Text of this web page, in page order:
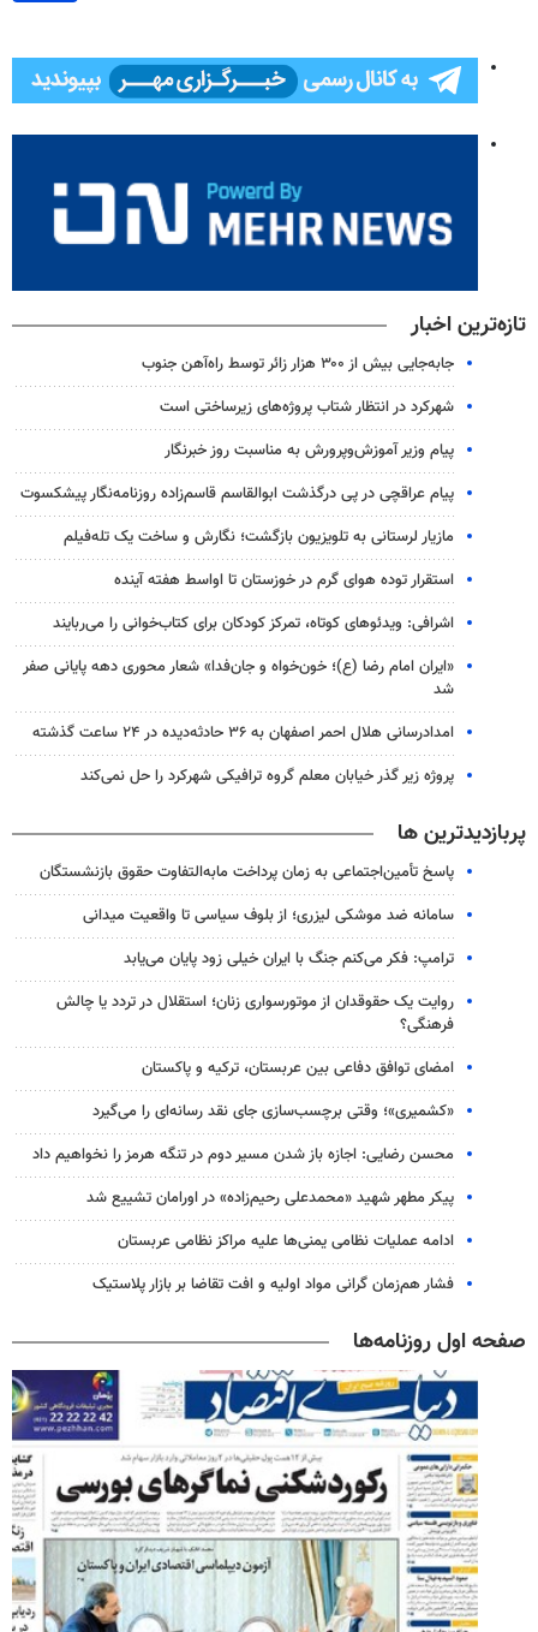
تازه‌ترین اخبار
جابه‌جایی بیش از ۳۰۰ هزار زائر توسط راه‌آهن جنوب
شهرکرد در انتظار شتاب پروژه‌های زیرساختی است
پیام وزیر آموزش‌وپرورش به مناسبت روز خبرنگار
پیام عراقچی در پی درگذشت ابوالقاسم قاسم‌زاده روزنامه‌نگار پیشکسوت
مازیار لرستانی به تلویزیون بازگشت؛ نگارش و ساخت یک تله‌فیلم
استقرار توده هوای گرم در خوزستان تا اواسط هفته آینده
اشرافی: ویدئوهای کوتاه، تمرکز کودکان برای کتاب‌خوانی را می‌ربایند
«ایران امام رضا (ع)؛ خون‌خواه و جان‌فدا» شعار محوری دهه پایانی صفر
شد
امدادرسانی هلال احمر اصفهان به ۳۶ حادثه‌دیده در ۲۴ ساعت گذشته
پروژه زیر گذر خیابان معلم گروه ترافیکی شهرکرد را حل نمی‌کند
پربازدیدترین ها
پاسخ تأمین‌اجتماعی به زمان پرداخت مابه‌التفاوت حقوق بازنشستگان
سامانه ضد موشکی لیزری؛ از بلوف سیاسی تا واقعیت میدانی
ترامپ: فکر می‌کنم جنگ با ایران خیلی زود پایان می‌یابد
روایت یک حقوقدان از موتورسواری زنان؛ استقلال در تردد یا چالش
فرهنگی؟
امضای توافق دفاعی بین عربستان، ترکیه و پاکستان
«کشمیری»؛ وقتی برچسب‌سازی جای نقد رسانه‌ای را می‌گیرد
محسن رضایی: اجازه باز شدن مسیر دوم در تنگه هرمز را نخواهیم داد
پیکر مطهر شهید «محمدعلی رحیم‌زاده» در اورامان تشییع شد
ادامه عملیات نظامی یمنی‌ها علیه مراکز نظامی عربستان
فشار هم‌زمان گرانی مواد اولیه و افت تقاضا بر بازار پلاستیک
صفحه اول روزنامه‌ها